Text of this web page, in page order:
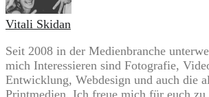
Vitali Skidan
Seit 2008 in der Medienbranche
mich Interessieren sind Fotografie,
Entwicklung, Webdesign und auch die
Printmedien. Ich freue mich für euch zu